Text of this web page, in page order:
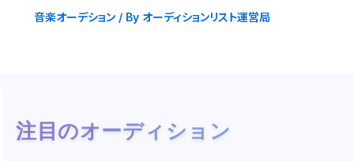
音楽オーデション/ By オーディションリスト運営局
注目のオーディション